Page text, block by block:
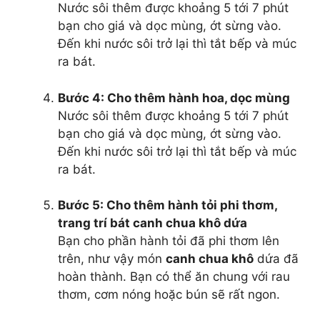
Nước sôi thêm được khoảng 5 tới 7 phút
bạn cho giá và dọc mùng, ớt sừng vào.
Đến khi nước sôi trở lại thì tắt bếp và múc
ra bát.
Bước 4: Cho thêm hành hoa, dọc mùng
Nước sôi thêm được khoảng 5 tới 7 phút
bạn cho giá và dọc mùng, ớt sừng vào.
Đến khi nước sôi trở lại thì tắt bếp và múc
ra bát.
Bước 5: Cho thêm hành tỏi phi thơm,
trang trí bát canh chua khô dứa
Bạn cho phần hành tỏi đã phi thơm lên
trên, như vậy món canh chua khô dứa đã
hoàn thành. Bạn có thể ăn chung với rau
thơm, cơm nóng hoặc bún sẽ rất ngon.